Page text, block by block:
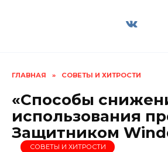
ГЛАВНАЯ » СОВЕТЫ И ХИТРОСТИ
«Способы
использования
Защитником
СОВЕТЫ И ХИТРОСТИ